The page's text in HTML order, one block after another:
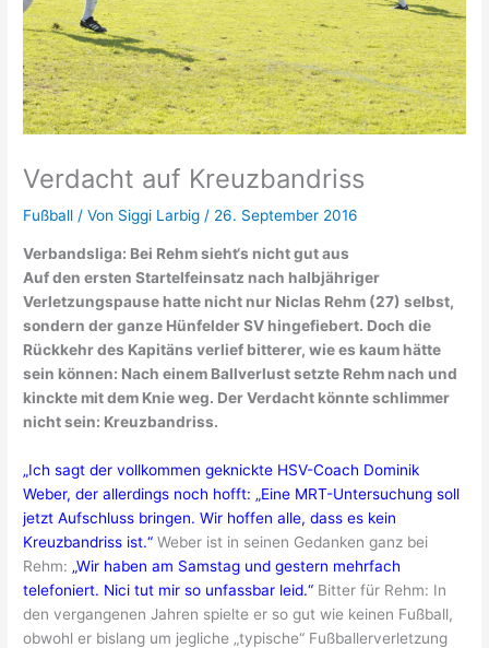
Verdacht auf Kreuzbandriss
Fußball / Von Siggi Larbig/ 26. September 2016
Verbandsliga: Bei Rehm sieht‘s nicht gut aus
Auf den ersten Startelfeinsatz nach halbjähriger
Verletzungspause hatte nicht nur Niclas Rehm (27) selbst,
sondern der ganze Hünfelder SV hingefiebert. Doch die
Rückkehr des Kapitäns verlief bitterer, wie es kaum hätte
sein können: Nach einem Ballverlust setzte Rehm nach und
kinckte mit dem Knie weg. Der Verdacht könnte schlimmer
nicht sein: Kreuzbandriss.
„Ich sagt der vollkommen geknickte HSV-Coach Dominik
Weber, der allerdings noch hofft: „Eine MRT-Untersuchung soll
jetzt Aufschluss bringen. Wir hoffen alle, dass es kein
Kreuzbandriss ist.“ Weber ist in seinen Gedanken ganz bei
Rehm: „Wir haben am Samstag und gestern mehrfach
telefoniert. Nici tut mir so unfassbar leid.“ Bitter für Rehm: In
den vergangenen Jahren spielte er so gut wie keinen Fußball,
obwohl er bislang um jegliche „typische“ Fußballerverletzung